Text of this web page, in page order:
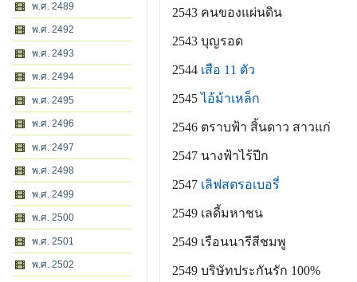
พ.ศ. 2489
พ.ศ. 2492
พ.ศ. 2493
พ.ศ. 2494
พ.ศ. 2495
พ.ศ. 2496
พ.ศ. 2497
พ.ศ. 2498
พ.ศ. 2499
พ.ศ. 2500
พ.ศ. 2501
พ.ศ. 2502
2543 คนของแผ่นดิน
2543 บุญรอด
2544 เสือ 11 ตัว
2545ไอ้ม้าเหล็ก
2546 ตราบฟ้า สิ้นดาว สาวแก่
2547 นางฟ้าไร้ปีก
2547 เลิฟสตรอเบอรี่
2549 เลดี้มหาชน
2549 เรือนนารีสีชมพู
2549 บริษัทประกันรัก 100%